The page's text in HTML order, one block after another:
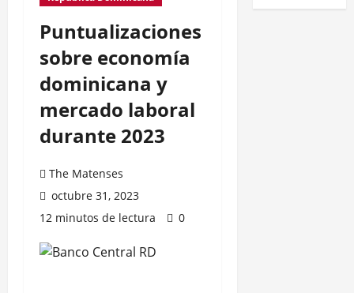
Puntualizaciones
sobre economía
dominicana y
mercado laboral
durante 2023
The Matenses
octubre 31, 2023
12 minutos de lectura
0